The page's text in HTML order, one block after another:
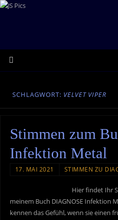
SCHLAGWORT: VELVET VIPER
Stimmen zum
Infektion Metal
17. MAI 2021 STIMMEN ZU
Hier findet Ihr
meinem Buch DIAGNOSE
kennen das Gefühl, wenn sie einen